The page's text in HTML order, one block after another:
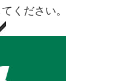
ください。